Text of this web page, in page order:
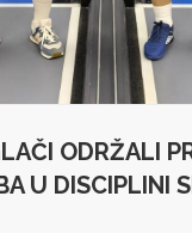
ODRŽALI
U DISCIPLINI